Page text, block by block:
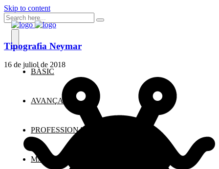
Skip to content
BÀSIC
AVANÇAT
PROFESSIONAL
MANTENIMENT WORDPRESS
Tipografia Neymar
16 de juliol de 2018